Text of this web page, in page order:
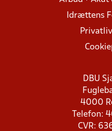
Idrættens
DBU
4000
Telefon:
CVR: